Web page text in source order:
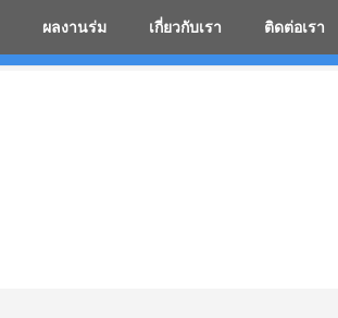
ผลงานร่ม เกี่ยวกับเรา ติดต่อเรา
โรงงานร่มสกรีนโลโก้ ร่มพรีเ